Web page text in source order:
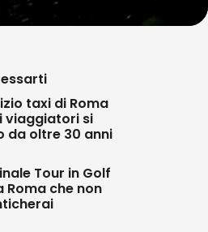
taxi di Roma
viaggiatori si
da oltre 30 anni
Tour in Golf
Roma che non